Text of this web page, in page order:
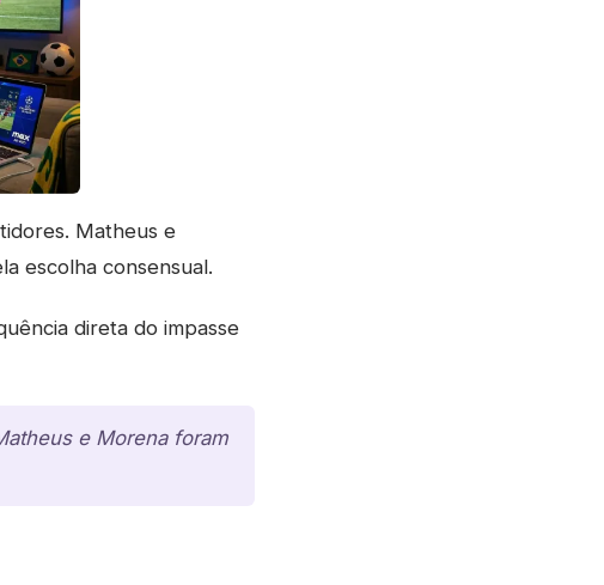
Matheus e
escolha consensual.
direta do impasse
e Morena foram